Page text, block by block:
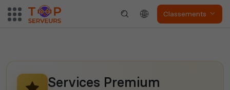
Classements
Squad
Nights
Services Premium